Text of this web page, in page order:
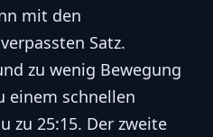
mit den
Satz.
zu wenig Bewegung
einem schnellen
zu 25:15. Der zweite